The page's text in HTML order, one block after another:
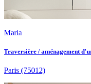
Maria
Traversière / aménagement
Paris (75012)